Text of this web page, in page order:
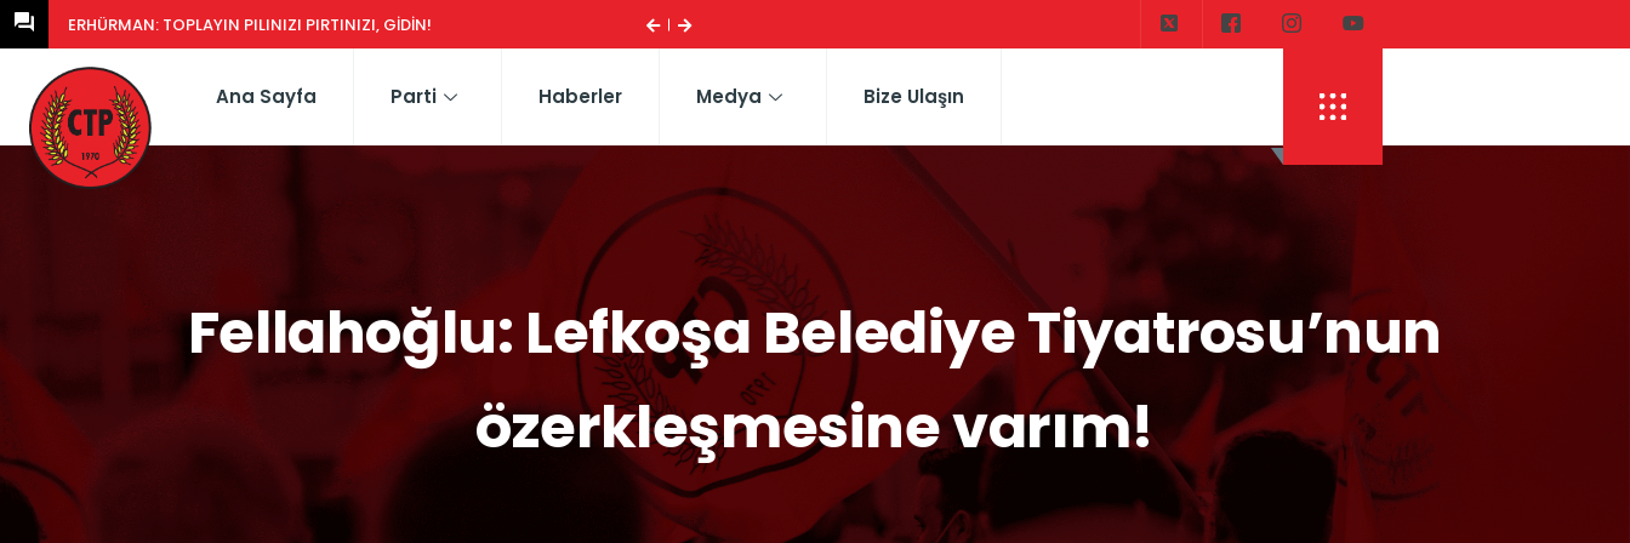
ERHÜRMAN: GÜNEY’DEKI YASA EŞDEĞERCIDEN MÜTEAHHIDE HERKESI ... CTP HEYETI, TRAFIK EĞITIM PARKI’NI YERINDE INCELEDI ERHÜRMAN: TOPLAYIN PILINIZI
Ana Sayfa Parti Haberler Medya Bize Ulaşın
Fellahoğlu: Lefkoşa Belediye Tiyatrosu’nun
özerkleşmesine varım!